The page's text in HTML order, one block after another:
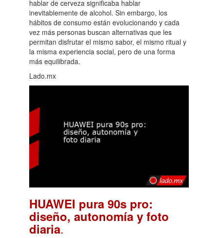
hablar de cerveza significaba hablar
inevitablemente de alcohol. Sin embargo, los
hábitos de consumo están evolucionando y cada
vez más personas buscan alternativas que les
permitan disfrutar el mismo sabor, el mismo ritual y
la misma experiencia social, pero de una forma
más equilibrada.
Lado.mx
HUAWEI pura 90s pro:
diseño, autonomía y foto
diaria.